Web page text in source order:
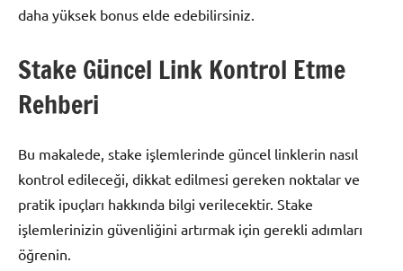
daha yüksek bonus elde edebilirsiniz.
Stake Güncel Link Kontrol Etme
Rehberi
Bu makalede, stake işlemlerinde güncel linklerin nasıl
kontrol edileceği, dikkat edilmesi gereken noktalar ve
pratik ipuçları hakkında bilgi verilecektir. Stake
işlemlerinizin güvenliğini artırmak için gerekli adımları
öğrenin.